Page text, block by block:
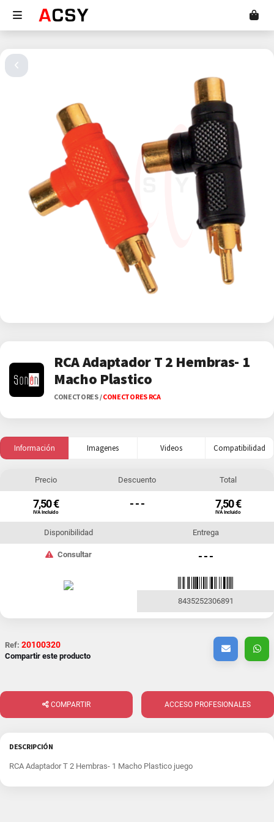
RCA Adaptador T 2 Hembras- 1
Macho Plastico
CONECTORES/CONECTORES RCA
Información Imagenes Videos Compatibilidad
Precio
7,50 €
IVA Incluido
Descuento
- - -
Total
7,50 €
IVA Incluido
Disponibilidad
Consultar
Entrega
- - -
8435252306891
Ref: 20100320
Compartir este producto
COMPARTIR ACCESO PROFESIONALES
DESCRIPCIÓN
RCA Adaptador T 2 Hembras- 1 Macho Plastico juego